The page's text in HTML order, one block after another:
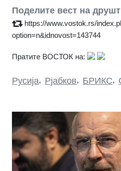
Поделите вест на
https://www.vostok.rs/
option=n&idnovost=143744
Пратите ВОСТОК на:
Русија, Рјабков, БРИКС,